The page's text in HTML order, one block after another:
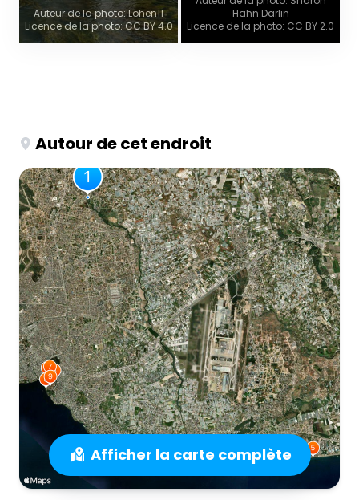
Auteur de la photo: Lohen11
Licence de la photo: CC BY 4.0
Hahn Darlin
Licence de la photo: CC BY 2.0
Autour de cet endroit
Afficher la carte complète